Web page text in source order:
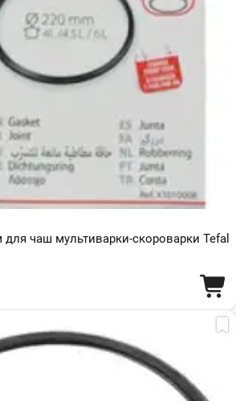
чаш мультиварки-скороварки Tefal